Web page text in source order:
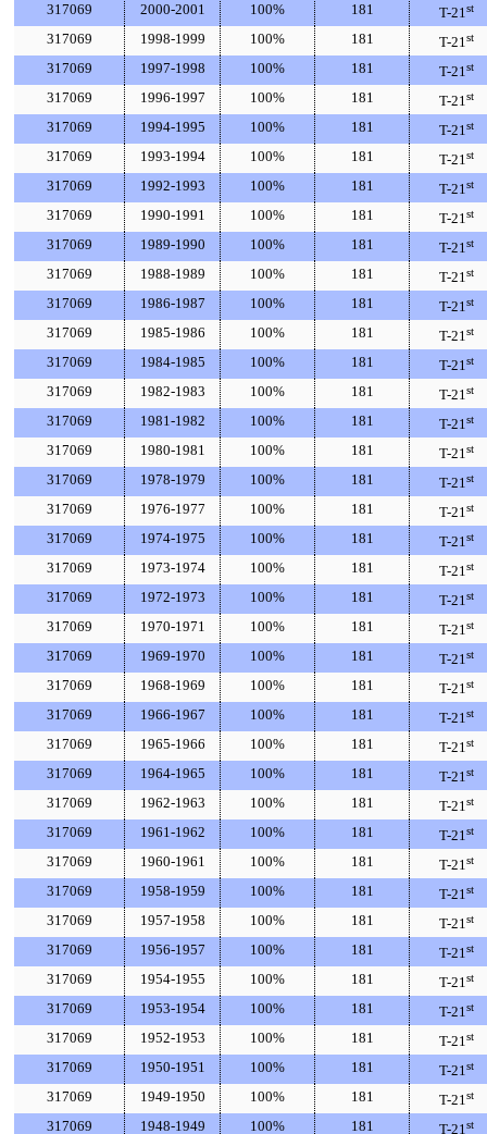
317069 2000-2001 100% 181 T-21st
317069 1998-1999 100% 181 T-21st
317069 1997-1998 100% 181 T-21st
317069 1996-1997 100% 181 T-21st
317069 1994-1995 100% 181 T-21st
317069 1993-1994 100% 181 T-21st
317069 1992-1993 100% 181 T-21st
317069 1990-1991 100% 181 T-21st
317069 1989-1990 100% 181 T-21st
317069 1988-1989 100% 181 T-21st
317069 1986-1987 100% 181 T-21st
317069 1985-1986 100% 181 T-21st
317069 1984-1985 100% 181 T-21st
317069 1982-1983 100% 181 T-21st
317069 1981-1982 100% 181 T-21st
317069 1980-1981 100% 181 T-21st
317069 1978-1979 100% 181 T-21st
317069 1976-1977 100% 181 T-21st
317069 1974-1975 100% 181 T-21st
317069 1973-1974 100% 181 T-21st
317069 1972-1973 100% 181 T-21st
317069 1970-1971 100% 181 T-21st
317069 1969-1970 100% 181 T-21st
317069 1968-1969 100% 181 T-21st
317069 1966-1967 100% 181 T-21st
317069 1965-1966 100% 181 T-21st
317069 1964-1965 100% 181 T-21st
317069 1962-1963 100% 181 T-21st
317069 1961-1962 100% 181 T-21st
317069 1960-1961 100% 181 T-21st
317069 1958-1959 100% 181 T-21st
317069 1957-1958 100% 181 T-21st
317069 1956-1957 100% 181 T-21st
317069 1954-1955 100% 181 T-21st
317069 1953-1954 100% 181 T-21st
317069 1952-1953 100% 181 T-21st
317069 1950-1951 100% 181 T-21st
317069 1949-1950 100% 181 T-21st
317069 1948-1949 100% 181 T-21st